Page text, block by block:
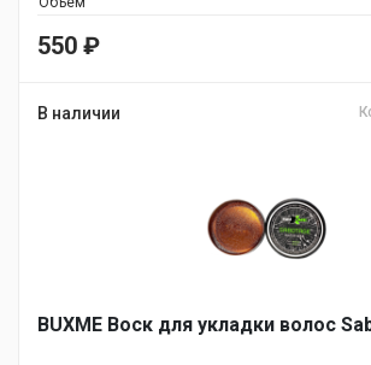
550 ₽
В наличии
BUXME Воск для укладки волос